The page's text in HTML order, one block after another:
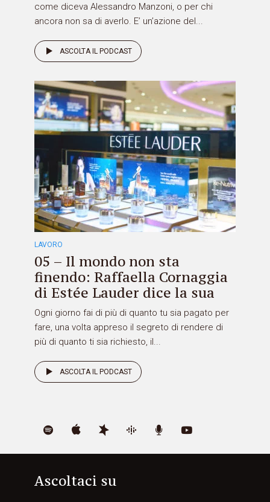
come diceva Alessandro Manzoni, o per chi
ancora non sa di averlo. E’ un’azione del...
ASCOLTA IL PODCAST
LAVORO
05 – Il mondo non sta
finendo: Raffaella Cornaggia
di Estée Lauder dice la sua
Ogni giorno fai di più di quanto tu sia pagato per
fare, una volta appreso il segreto di rendere di
più di quanto ti sia richiesto, il...
ASCOLTA IL PODCAST
Ascoltaci su